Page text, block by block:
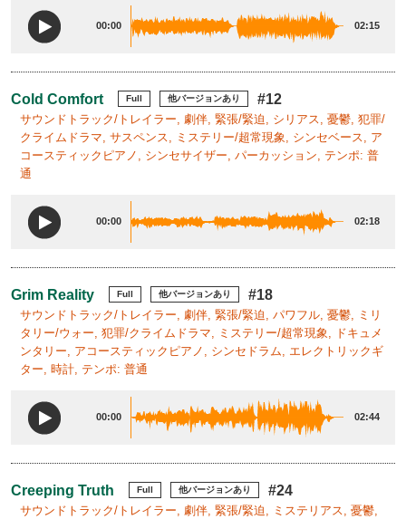
00:00 02:15
Cold Comfort Full 他バージョンあり #12
サウンドトラック/トレイラー, 劇伴, 緊張/緊迫, シリアス, 憂鬱, 犯罪/
クライムドラマ, サスペンス, ミステリー/超常現象, シンセベース, ア
コースティックピアノ, シンセサイザー, パーカッション, テンポ: 普
通
00:00 02:18
Grim Reality Full 他バージョンあり #18
サウンドトラック/トレイラー, 劇伴, 緊張/緊迫, パワフル, 憂鬱, ミリ
タリー/ウォー, 犯罪/クライムドラマ, ミステリー/超常現象, ドキュメ
ンタリー, アコースティックピアノ, シンセドラム, エレクトリックギ
ター, 時計, テンポ: 普通
00:00 02:44
Creeping Truth Full 他バージョンあり #24
サウンドトラック/トレイラー, 劇伴, 緊張/緊迫, ミステリアス, 憂鬱,